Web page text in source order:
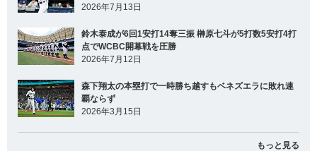
2026年7月13日
鈴木泰成が6回1安打14奪三振 榊原七斗が5打数5安打4打
点でWCBC開幕戦を圧勝
2026年7月12日
森下翔太の本塁打で一時勝ち越すもベネズエラに敗れ連
覇ならず
2026年3月15日
もっと見る